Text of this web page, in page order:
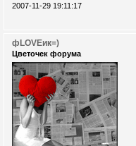
2007-11-29 19:11:17
фLOVEик=)
Цветочек форума